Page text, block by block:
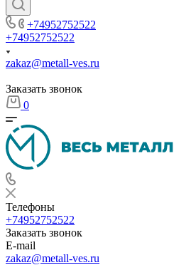
+74952752522
+74952752522
zakaz@metall-ves.ru
Заказать звонок
0
Телефоны
+74952752522
Заказать звонок
E-mail
zakaz@metall-ves.ru